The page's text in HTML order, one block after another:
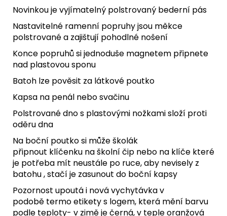
Novinkou je vyjímatelný polstrovaný bederní pás
Nastavitelné ramenní popruhy jsou měkce
polstrované a zajištují pohodlné nošení
Konce popruhů si jednoduše magnetem připnete
nad plastovou sponu
Batoh lze pověsit za látkové poutko
Kapsa na penál nebo svačinu
Polstrované dno s plastovými nožkami složí proti
oděru dna
Na boční poutko si může školák
připnout klíčenku na školní čip nebo na klíče které
je potřeba mít neustále po ruce, aby nevisely z
batohu , stačí je zasunout do boční kapsy
Pozornost upoutá i nová vychytávka v
podobě termo etikety s logem, která mění barvu
podle teploty- v zimě je černá, v teple oranžová